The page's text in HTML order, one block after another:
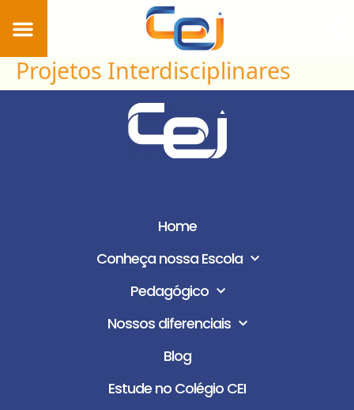
Home
Conheça nossa Escola
Área Restrita
Portal Corporativo
Projetos Interdisciplinares
Home
Conheça nossa Escola
Pedagógico
Nossos diferenciais
Blog
Estude no Colégio CEI